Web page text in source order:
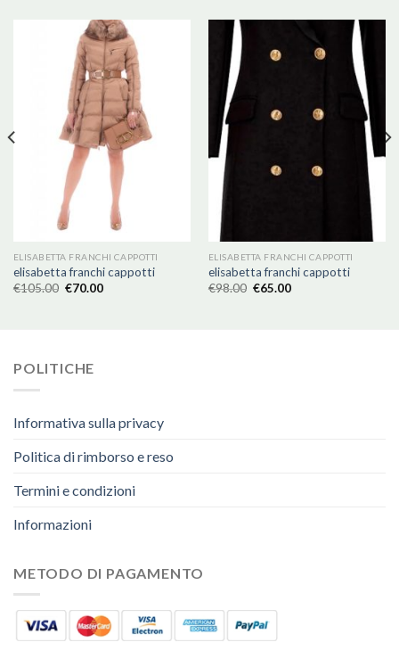
ELISABETTA FRANCHI CAPPOTTI
elisabetta franchi cappotti
€105.00 €70.00
ELISABETTA FRANCHI CAPPOTTI
elisabetta franchi cappotti
€98.00 €65.00
POLITICHE
Informativa sulla privacy
Politica di rimborso e reso
Termini e condizioni
Informazioni
METODO DI PAGAMENTO